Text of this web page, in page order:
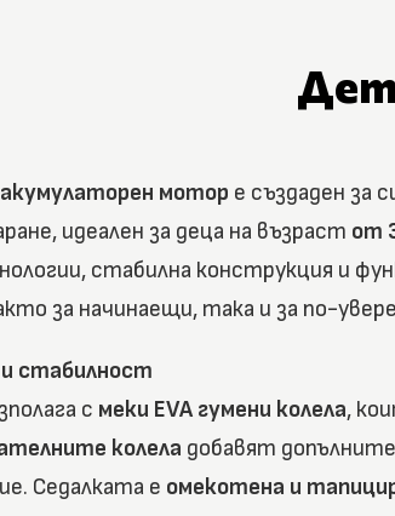
мотор е създаден за
идеален за деца на възраст от
стабилна конструкция и
за начинаещи, така и за по-
стабилност
с меки EVA гумени колела,
колела добавят
Седалката е омекотена и